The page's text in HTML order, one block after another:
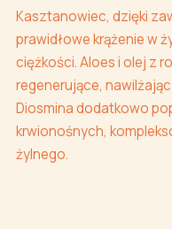
Kasztanowiec, dzięki
prawidłowe krążenie w
ciężkości. Aloes i olej z
regenerujące,
Diosmina dodatkowo
krwionośnych,
żylnego.